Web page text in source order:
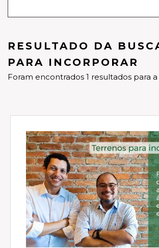
RESULTADO DA
PARA INCORPORAR
Foram encontrados 1 resultados para a